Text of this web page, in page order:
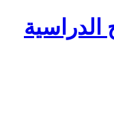
الدراسية